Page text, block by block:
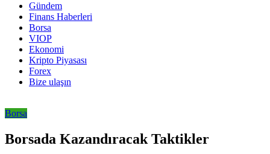
Gündem
Finans Haberleri
Borsa
VIOP
Ekonomi
Kripto Piyasası
Forex
Bize ulaşın
Borsa
Borsada Kazandıracak Taktikler